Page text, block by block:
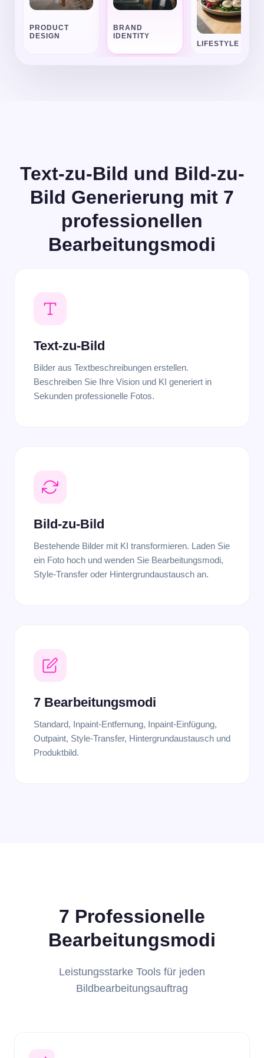
systems
Warm natural light, believable surfaces, and subtle
environmental storytelling in one prompt.
DELIVERY
Social +
PRODUCT
DESIGN
BRAND
IDENTITY
LIFESTYLE
Text-zu-Bild und Bild-zu-
Bild Generierung mit 7
professionellen
Bearbeitungsmodi
Text-zu-Bild
Bilder aus Textbeschreibungen erstellen.
Beschreiben Sie Ihre Vision und KI generiert in
Sekunden professionelle Fotos.
Bild-zu-Bild
Bestehende Bilder mit KI transformieren. Laden Sie
ein Foto hoch und wenden Sie Bearbeitungsmodi,
Style-Transfer oder Hintergrundaustausch an.
7 Bearbeitungsmodi
Standard, Inpaint-Entfernung, Inpaint-Einfügung,
Outpaint, Style-Transfer, Hintergrundaustausch und
Produktbild.
7 Professionelle
Bearbeitungsmodi
Leistungsstarke Tools für jeden
Bildbearbeitungsauftrag